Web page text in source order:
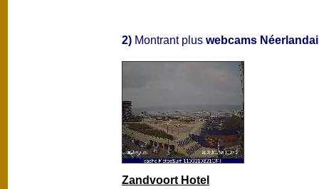
2) Montrant plus webcams
Zandvoort Hotel